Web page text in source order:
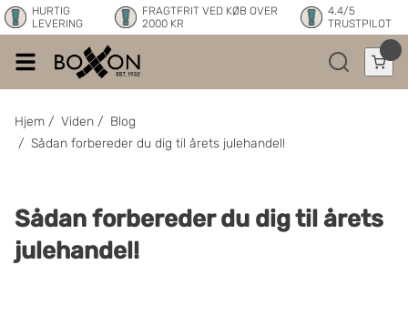
HURTIG
LEVERING
FRAGTFRIT VED KØB OVER
2000 KR
4.4/5
TRUSTPILOT
Hjem / Viden / Blog
/ Sådan forbereder du dig til årets julehandel!
Sådan forbereder du dig til årets
julehandel!